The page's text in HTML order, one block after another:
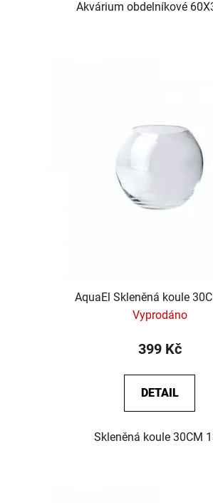
Akvárium obdelníkové
AquaEl Skleněná koule
Vyprodáno
399 Kč
DETAIL
Skleněná koule 30CM